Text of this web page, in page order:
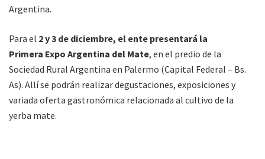
Argentina.
Para el 2 y 3 de diciembre, el ente presentará la
Primera Expo Argentina del Mate, en el predio de la
Sociedad Rural Argentina en Palermo (Capital Federal – Bs.
As). Allí se podrán realizar degustaciones, exposiciones y
variada oferta gastronómica relacionada al cultivo de la
yerba mate.